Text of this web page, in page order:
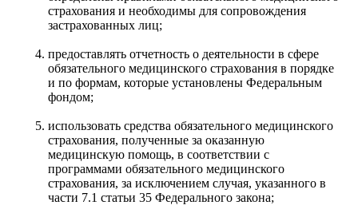
страхования и необходимы для сопровождения
застрахованных лиц;
предоставлять отчетность о деятельности в сфере
обязательного медицинского страхования в порядке
и по формам, которые установлены Федеральным
фондом;
использовать средства обязательного медицинского
страхования, полученные за оказанную
медицинскую помощь, в соответствии с
программами обязательного медицинского
страхования, за исключением случая, указанного в
части 7.1 статьи 35 Федерального закона;